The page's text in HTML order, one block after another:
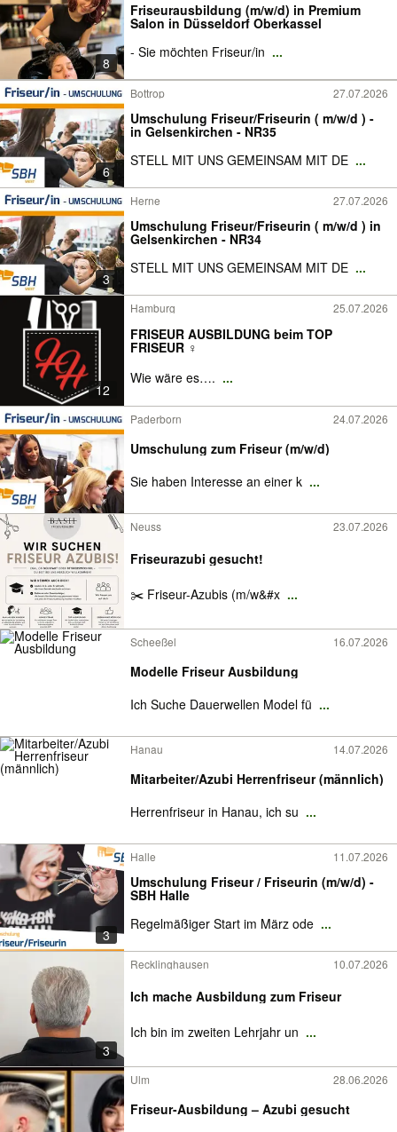
8
Friseurausbildung (m/w/d) in Premium
Salon in Düsseldorf Oberkassel
- Sie möchten Friseur/in ...
6
Bottrop 27.07.2026
Umschulung Friseur/Friseurin ( m/w/d ) -
in Gelsenkirchen - NR35
STELL MIT UNS GEMEINSAM MIT DE ...
3
Herne 27.07.2026
Umschulung Friseur/Friseurin ( m/w/d ) in
Gelsenkirchen - NR34
STELL MIT UNS GEMEINSAM MIT DE ...
12
Hamburg 25.07.2026
FRISEUR AUSBILDUNG beim TOP
FRISEUR ‍♀️
Wie wäre es…. ...
Paderborn 24.07.2026
Umschulung zum Friseur (m/w/d)
Sie haben Interesse an einer k ...
Neuss 23.07.2026
Friseurazubi gesucht!
✂️ Friseur-Azubis (m/w&#x ...
Scheeßel 16.07.2026
Modelle Friseur Ausbildung
Ich Suche Dauerwellen Model fü ...
Hanau 14.07.2026
Mitarbeiter/Azubi Herrenfriseur (männlich)
Herrenfriseur in Hanau, ich su ...
3
Halle 11.07.2026
Umschulung Friseur / Friseurin (m/w/d) -
SBH Halle
Regelmäßiger Start im März ode ...
3
Recklinghausen 10.07.2026
Ich mache Ausbildung zum Friseur
Ich bin im zweiten Lehrjahr un ...
Ulm 28.06.2026
Friseur-Ausbildung – Azubi gesucht